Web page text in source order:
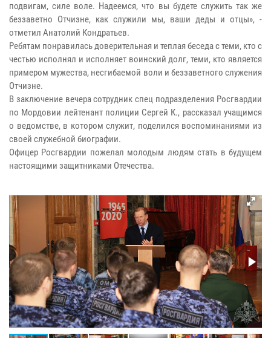
подвигам, силе воле. Надеемся, что вы будете служить так же
беззаветно Отчизне, как служили мы, ваши деды и отцы», -
отметил Анатолий Кондратьев.
Ребятам понравилась доверительная и теплая беседа с теми, кто с
честью исполнял и исполняет воинский долг, теми, кто является
примером мужества, несгибаемой воли и беззаветного служения
Отчизне.
В заключение вечера сотрудник спец подразделения Росгвардии
по Мордовии лейтенант полиции Сергей К., рассказал учащимся
о ведомстве, в котором служит, поделился воспоминаниями из
своей служебной биографии.
Офицер Росгвардии пожелал молодым людям стать в будущем
настоящими защитниками Отечества.